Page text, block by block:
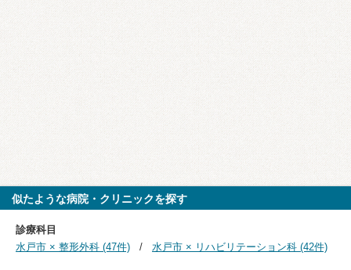
似たような病院・クリニックを探す
診療科目
水戸市 × 整形外科 (47件)
水戸市 × リハビリテーション科 (42件)